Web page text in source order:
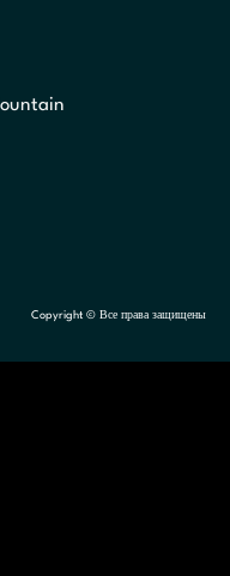
Copyright © Все права защищены